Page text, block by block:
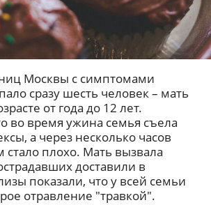
Москвы с симптомами
сразу шесть человек – мать
от года до 12 лет.
во время ужина семья съела
а через несколько часов
плохо. Мать вызвала
доставили в
показали, что у всей семьи
отравление "травкой".